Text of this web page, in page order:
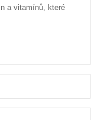
a vitamínů, které